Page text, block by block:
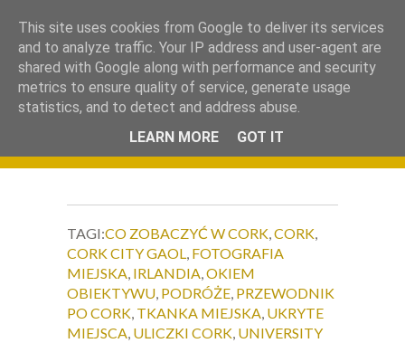
Okiem Obiektywu.
TAGI:CO ZOBACZYĆ W CORK,CORK,
CORK CITY GAOL, FOTOGRAFIA
MIEJSKA, IRLANDIA,OKIEM
OBIEKTYWU, PODRÓŻE, PRZEWODNIK
PO CORK, TKANKA MIEJSKA, UKRYTE
MIEJSCA, ULICZKI CORK, UNIVERSITY
This site uses cookies from Google to deliver its services
and to analyze traffic. Your IP address and user-agent are
shared with Google along with performance and security
metrics to ensure quality of service, generate usage
statistics, and to detect and address abuse.
LEARN MORE
GOT IT